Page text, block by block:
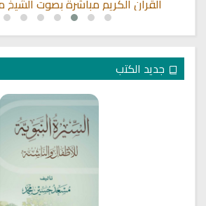
جديد الكتب